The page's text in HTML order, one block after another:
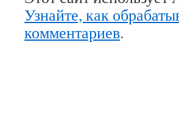
Узнайте, как
комментариев.